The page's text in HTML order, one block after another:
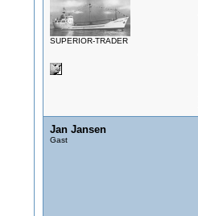
SUPERIOR-TRADER
Jan Jansen
Gast